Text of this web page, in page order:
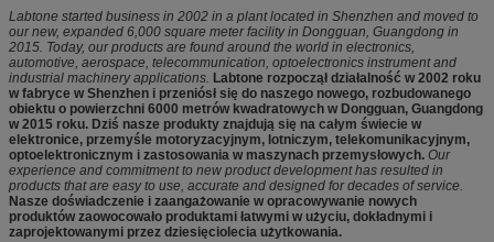
Labtone started business in 2002 in a plant located in Shenzhen and moved to
our new, expanded 6,000 square meter facility in Dongguan, Guangdong in
2015. Today, our products are found around the world in electronics,
automotive, aerospace, telecommunication, optoelectronics instrument and
industrial machinery applications. Labtone rozpoczął działalność w 2002 roku
w fabryce w Shenzhen i przeniósł się do naszego nowego, rozbudowanego
obiektu o powierzchni 6000 metrów kwadratowych w Dongguan, Guangdong
w 2015 roku. Dziś nasze produkty znajdują się na całym świecie w
elektronice, przemyśle motoryzacyjnym, lotniczym, telekomunikacyjnym,
optoelektronicznym i zastosowania w maszynach przemysłowych. Our
experience and commitment to new product development has resulted in
products that are easy to use, accurate and designed for decades of service.
Nasze doświadczenie i zaangażowanie w opracowywanie nowych
produktów zaowocowało produktami łatwymi w użyciu, dokładnymi i
zaprojektowanymi przez dziesięciolecia użytkowania.